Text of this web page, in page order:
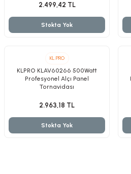
2.499,42 TL
Stokta Yok
KL PRO
KLPRO KLAV60266 500Watt
Profesyonel Alçı Panel
Tornavidası
2.963,18 TL
Stokta Yok